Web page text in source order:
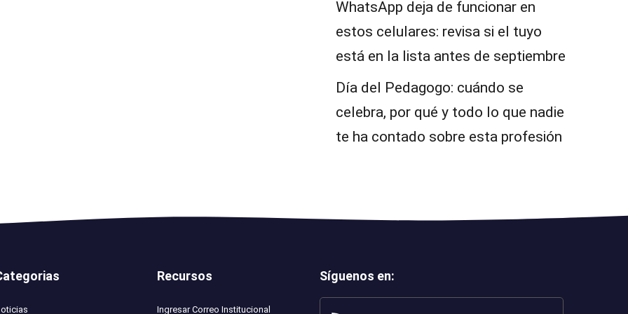
WhatsApp deja de funcionar en
estos celulares: revisa si el tuyo
está en la lista antes de septiembre
Día del Pedagogo: cuándo se
celebra, por qué y todo lo que nadie
te ha contado sobre esta profesión
Recursos
Ingresar Correo Institucional
Síguenos en: